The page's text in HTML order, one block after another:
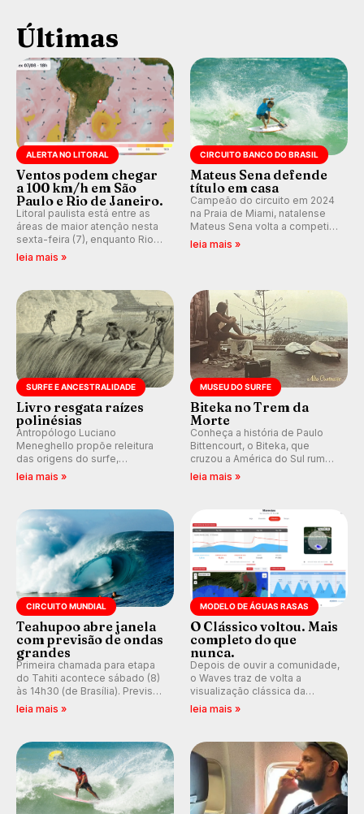
Últimas
ALERTA NO LITORAL
Ventos podem chegar
a 100 km/h em São
Paulo e Rio de Janeiro.
Litoral paulista está entre as
áreas de maior atenção nesta
sexta-feira (7), enquanto Rio
de Janeiro também recebe
alerta para ventos fortes.
km/h em Itanhaém.
leia mais »
CIRCUITO BANCO DO BRASIL
Mateus Sena defende
título em casa
Campeão do circuito em 2024
na Praia de Miami, natalense
Mateus Sena volta a competir
em casa em busca de manter a
hegemonia potiguar em etapa
leia mais »
SURFE E ANCESTRALIDADE
Livro resgata raízes
polinésias
Antropólogo Luciano
Meneghello propõe releitura
das origens do surfe,
resgatando a cultura polinésia
e questionando a visão
prática em esporte e indústria.
leia mais »
MUSEU DO SURFE
Biteka no Trem da
Morte
Conheça a história de Paulo
Bittencourt, o Biteka, que
cruzou a América do Sul rumo
ao Pacífico em uma jornada
que se tornou um marco de
leia mais »
CIRCUITO MUNDIAL
Teahupoo abre janela
com previsão de ondas
grandes
Primeira chamada para etapa
do Tahiti acontece sábado (8)
às 14h30 (de Brasília). Previsão
indica swell consistente.
Medina embarca para evento e
Kelly Slater convidado.
leia mais »
MODELO DE ÁGUAS RASAS
O Clássico voltou. Mais
completo do que
nunca.
Depois de ouvir a comunidade,
o Waves traz de volta a
visualização clássica da
previsão de águas rasas,
agora integrada à nova
ondas para até 16 dias.
leia mais »